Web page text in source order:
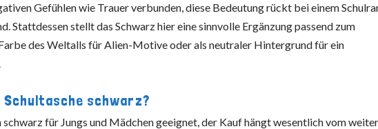
Gefühlen wie Trauer verbunden, diese Bedeutung rückt bei einem
Stattdessen stellt das Schwarz hier eine sinnvolle Ergänzung passend zum
des Weltalls für Alien-Motive oder als neutraler Hintergrund für ein
schwarz?
für Jungs und Mädchen geeignet, der Kauf hängt wesentlich vom